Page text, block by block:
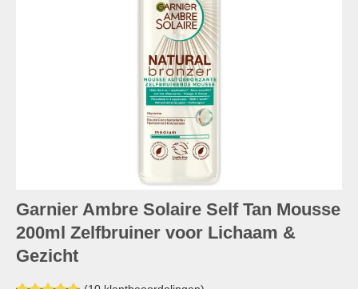
Garnier Ambre Solaire Self Tan Mousse
200ml Zelfbruiner voor Lichaam &
Gezicht